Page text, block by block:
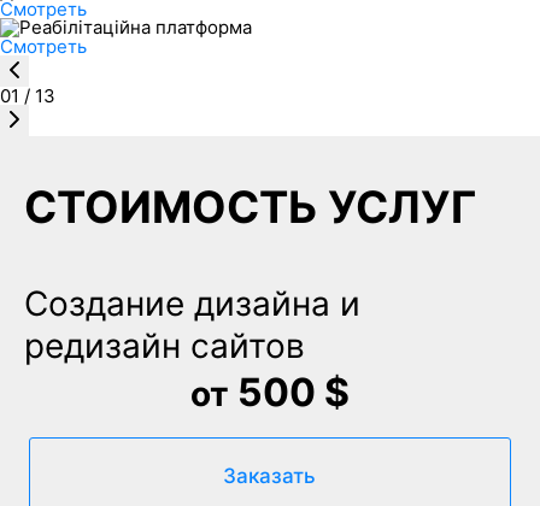
Смотреть
Смотреть
01 / 13
СТОИМОСТЬ УСЛУГ
Создание дизайна и
редизайн сайтов
от 500 $
Заказать